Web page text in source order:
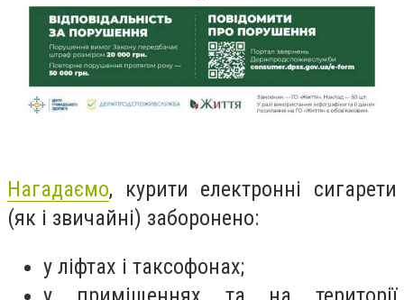
Нагадаємо, курити електронні сигарети
(як і звичайні) заборонено:
у ліфтах і таксофонах;